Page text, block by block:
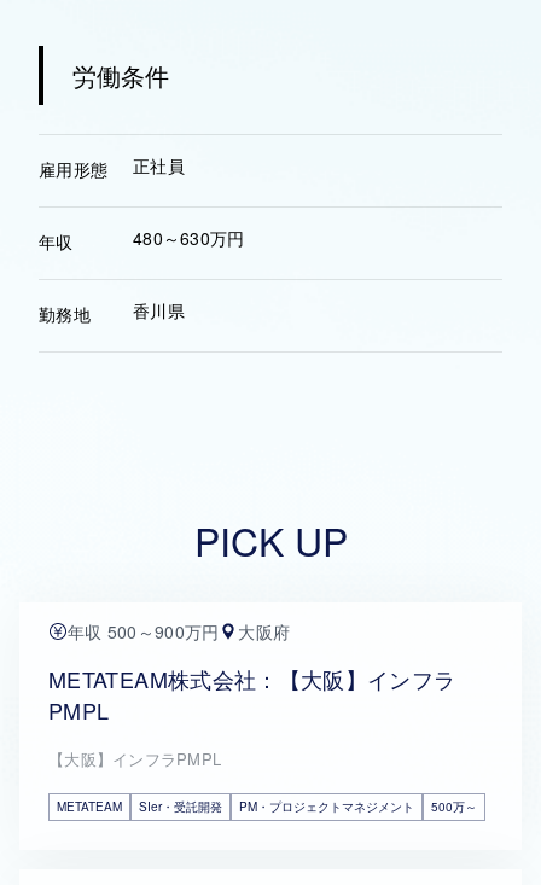
労働条件
雇用形態 正社員
年収 480～630万円
勤務地 香川県
PICK UP
年収 500～900万円 大阪府
METATEAM株式会社：【大阪】インフラ
PMPL
【大阪】インフラPMPL
METATEAM SIer・受託開発 PM・プロジェクトマネジメント 500万～